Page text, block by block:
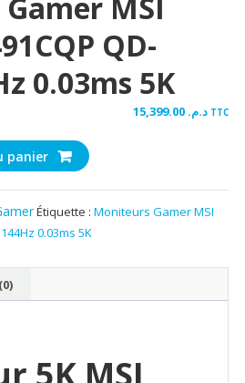
MSI
QD-
0.03ms 5K
د.م. TTC
panier
Étiquette : Moniteurs Gamer MSI
0.03ms 5K